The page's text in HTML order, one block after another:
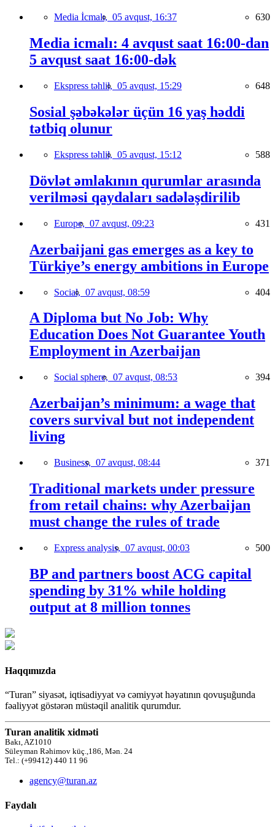
Media İcmalı, 05 avqust, 16:37 630
Media icmalı: 4 avqust saat 16:00-dan
5 avqust saat 16:00-dək
Ekspress təhlil, 05 avqust, 15:29 648
Sosial şəbəkələr üçün 16 yaş həddi
tətbiq olunur
Ekspress təhlil, 05 avqust, 15:12 588
Dövlət əmlakının qurumlar arasında
verilməsi qaydaları sadələşdirilib
Europe, 07 avqust, 09:23 431
Azerbaijani gas emerges as a key to
Türkiye’s energy ambitions in Europe
Social, 07 avqust, 08:59 404
A Diploma but No Job: Why
Education Does Not Guarantee Youth
Employment in Azerbaijan
Social sphere, 07 avqust, 08:53 394
Azerbaijan’s minimum: a wage that
covers survival but not independent
living
Business, 07 avqust, 08:44 371
Traditional markets under pressure
from retail chains: why Azerbaijan
must change the rules of trade
Express analysis, 07 avqust, 00:03 500
BP and partners boost ACG capital
spending by 31% while holding
output at 8 million tonnes
Haqqımızda
“Turan” siyasət, iqtisadiyyat və cəmiyyət həyatının qovuşuğunda
fəaliyyət göstərən müstəqil analitik qurumdur.
Turan analitik xidməti
Bakı, AZ1010
Süleyman Rəhimov küç.,186, Mən. 24
Tel.: (+99412) 440 11 96
agency@turan.az
Faydalı